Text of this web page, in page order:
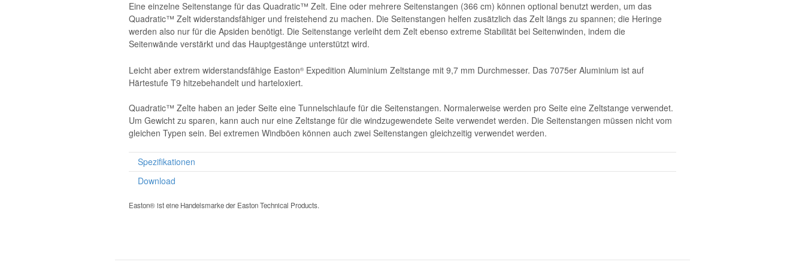
Eine einzelne Seitenstange für das Quadratic™ Zelt. Eine oder mehrere Seitenstangen (366 cm) können optional benutzt werden, um das
Quadratic™ Zelt widerstandsfähiger und freistehend zu machen. Die Seitenstangen helfen zusätzlich das Zelt längs zu spannen; die Heringe
werden also nur für die Apsiden benötigt. Die Seitenstange verleiht dem Zelt ebenso extreme Stabilität bei Seitenwinden, indem die
Seitenwände verstärkt und das Hauptgestänge unterstützt wird.
Leicht aber extrem widerstandsfähige Easton®Expedition Aluminium Zeltstange mit 9,7 mm Durchmesser. Das 7075er Aluminium ist auf
Härtestufe T9 hitzebehandelt und harteloxiert.
Quadratic™ Zelte haben an jeder Seite eine Tunnelschlaufe für die Seitenstangen. Normalerweise werden pro Seite eine Zeltstange verwendet.
Um Gewicht zu sparen, kann auch nur eine Zeltstange für die windzugewendete Seite verwendet werden. Die Seitenstangen müssen nicht vom
gleichen Typen sein. Bei extremen Windböen können auch zwei Seitenstangen gleichzeitig verwendet werden.
Spezifikationen
Download
Easton® ist eine Handelsmarke der Easton Technical Products.